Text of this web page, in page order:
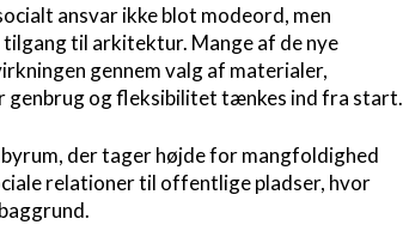
ansvar ikke blot modeord, men
til arkitektur. Mange af de nye
gennem valg af materialer,
genbrug og fleksibilitet tænkes ind fra start.
der tager højde for mangfoldighed
relationer til offentlige pladser, hvor